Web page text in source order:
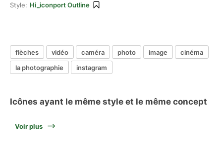
Style: Hi_iconport Outline
flèches vidéo caméra photo image
cinéma
la photographie
instagram
Icônes ayant le même style et le même concept
Voir plus